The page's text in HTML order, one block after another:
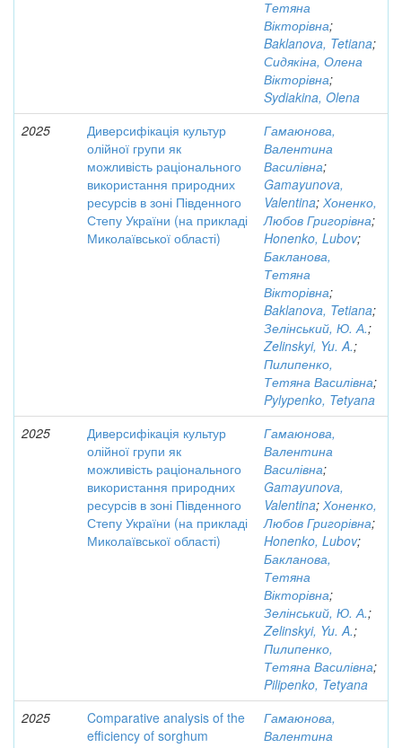
Тетяна
Вікторівна;
Baklanova, Tetiana;
Сидякіна, Олена
Вікторівна;
Sydiakina, Olena
2025
Диверсифікація культур
олійної групи як
можливість раціонального
використання природних
ресурсів в зоні Південного
Степу України (на прикладі
Миколаївської області)
Гамаюнова,
Валентина
Василівна;
Gamayunova,
Valentina; Хоненко,
Любов Григорівна;
Honenko, Lubov;
Бакланова,
Тетяна
Вікторівна;
Baklanova, Tetiana;
Зелінський, Ю. А.;
Zelinskyi, Yu. A.;
Пилипенко,
Тетяна Василівна;
Pylypenko, Tetyana
2025
Диверсифікація культур
олійної групи як
можливість раціонального
використання природних
ресурсів в зоні Південного
Степу України (на прикладі
Миколаївської області)
Гамаюнова,
Валентина
Василівна;
Gamayunova,
Valentina; Хоненко,
Любов Григорівна;
Honenko, Lubov;
Бакланова,
Тетяна
Вікторівна;
Зелінський, Ю. А.;
Zelinskyi, Yu. A.;
Пилипенко,
Тетяна Василівна;
Pilipenko, Tetyana
2025
Comparative analysis of the
efficiency of sorghum
Гамаюнова,
Валентина